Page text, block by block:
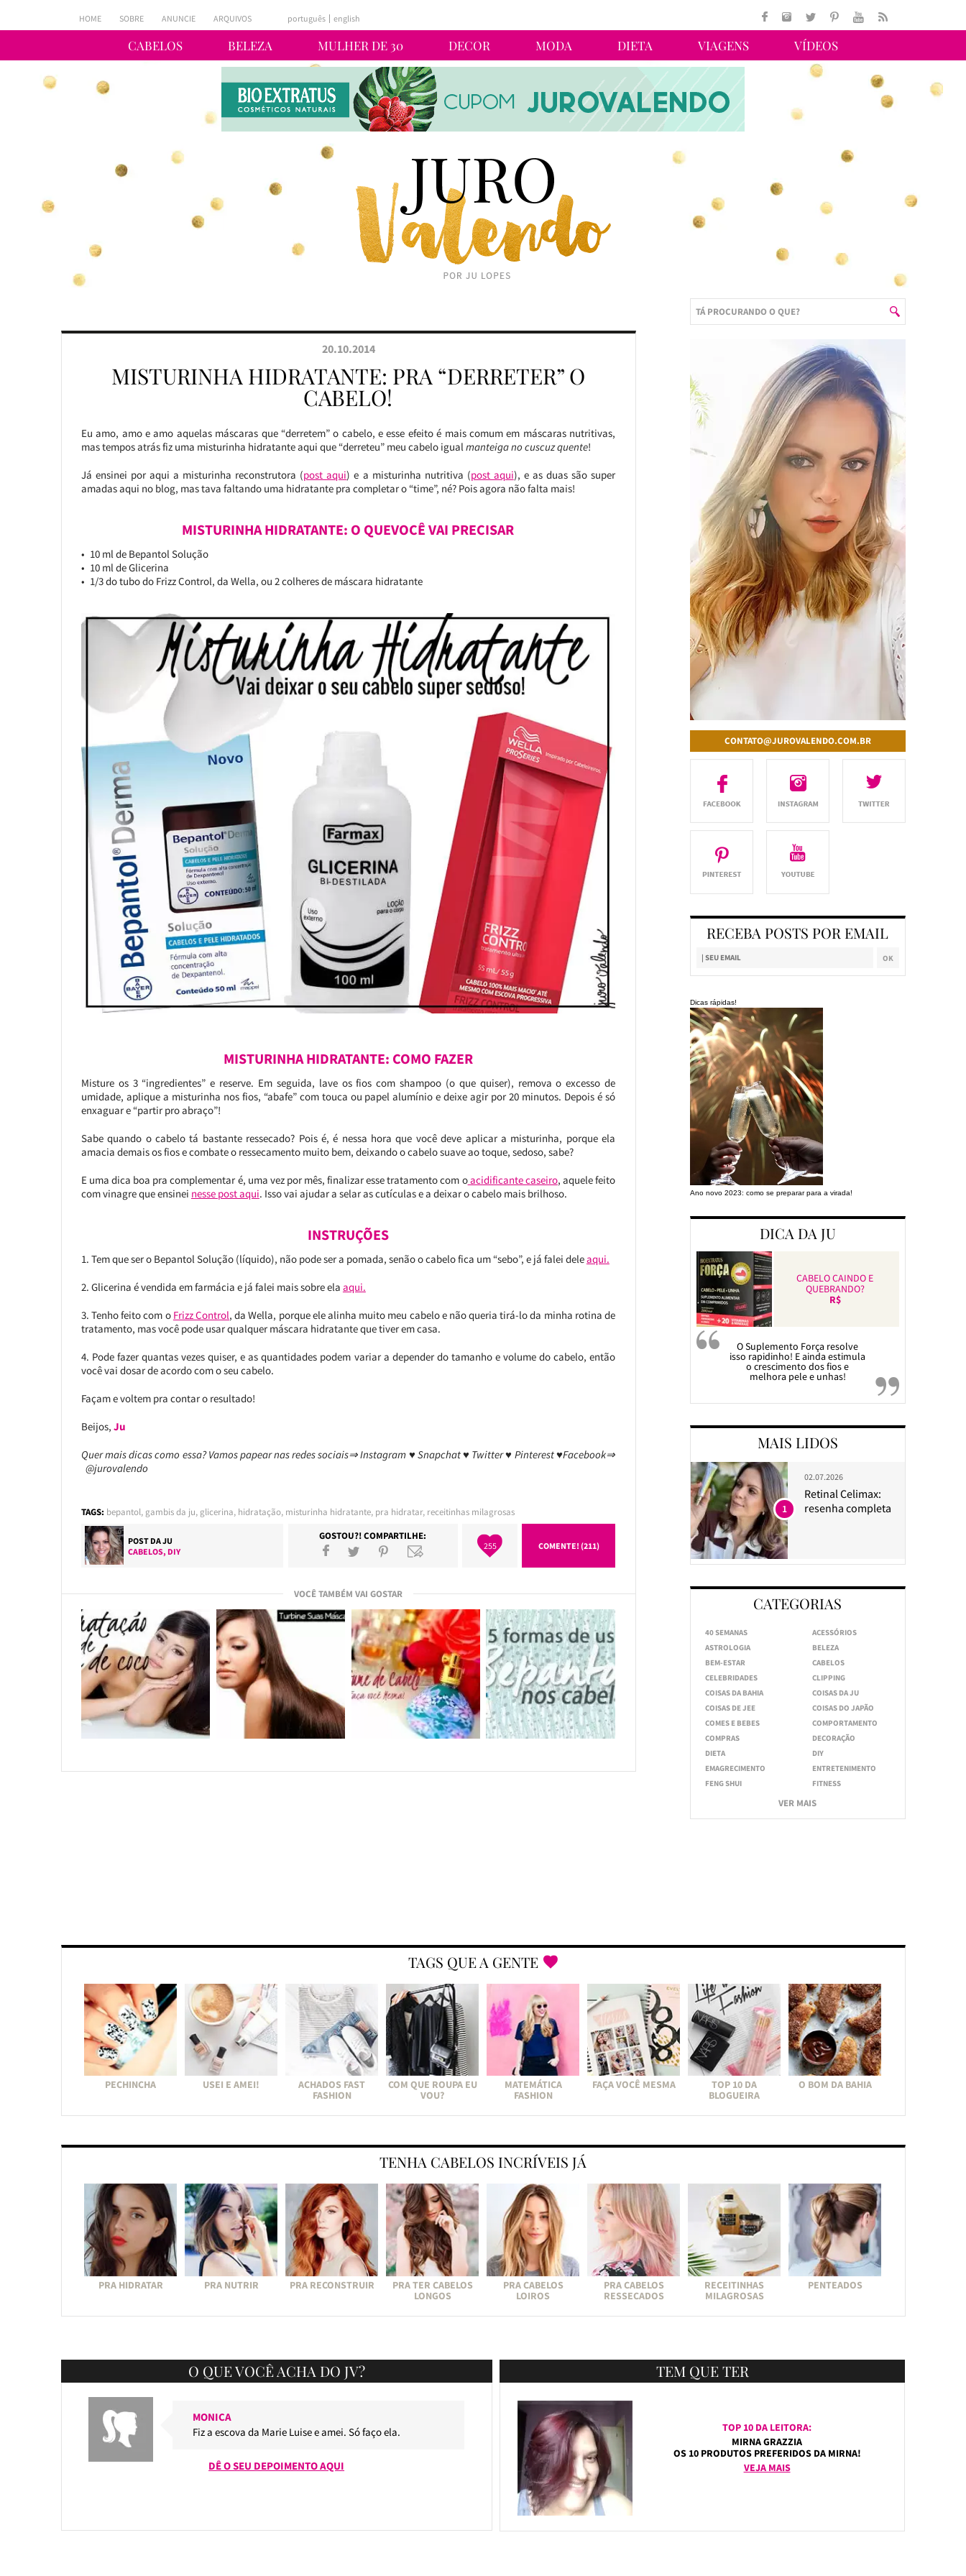
CABELOS BELEZA MULHER DE 30 DECOR MODA DIETA VIAGENS VÍDEOS
HOME SOBRE ANUNCIE ARQUIVOS português english
20.10.2014
MISTURINHA HIDRATANTE: PRA “DERRETER” O
CABELO!
Eu amo, amo e amo aquelas máscaras que “derretem” o cabelo, e esse efeito é mais comum em máscaras nutritivas,
mas tempos atrás fiz uma misturinha hidratante aqui que “derreteu” meu cabelo igualmanteiga no cuscuz quente!
Já ensinei por aqui a misturinha reconstrutora (post aqui) e a misturinha nutritiva (post aqui), e as duas são super
amadas aqui no blog, mas tava faltando uma hidratante pra completar o “time”, né? Pois agora não falta mais!
MISTURINHA HIDRATANTE: O QUEVOCÊ VAI PRECISAR
10 ml de Bepantol Solução
10 ml de Glicerina
1/3 do tubo do Frizz Control, da Wella, ou 2 colheres de máscara hidratante
MISTURINHA HIDRATANTE: COMO FAZER
Misture os 3 “ingredientes” e reserve. Em seguida, lave os fios com shampoo (o que quiser), remova o excesso de
umidade, aplique a misturinha nos fios, “abafe” com touca ou papel alumínio e deixe agir por 20 minutos. Depois é só
enxaguar e “partir pro abraço”!
Sabe quando o cabelo tá bastante ressecado? Pois é, é nessa hora que você deve aplicar a misturinha, porque ela
amacia demais os fios e combate o ressecamento muito bem, deixando o cabelo suave ao toque, sedoso, sabe?
E uma dica boa pra complementar é, uma vez por mês, finalizar esse tratamento com oacidificante caseiro, aquele feito
com vinagre que ensinei nesse post aqui. Isso vai ajudar a selar as cutículas e a deixar o cabelo mais brilhoso.
INSTRUÇÕES
1. Tem que ser o Bepantol Solução (líquido), não pode ser a pomada, senão o cabelo fica um “sebo”, e já falei deleaqui.
2. Glicerina é vendida em farmácia e já falei mais sobre ela aqui.
3. Tenho feito com o Frizz Control, da Wella, porque ele alinha muito meu cabelo e não queria tirá-lo da minha rotina de
tratamento, mas você pode usar qualquer máscara hidratante que tiver em casa.
4. Pode fazer quantas vezes quiser, e as quantidades podem variar a depender do tamanho e volume do cabelo, então
você vai dosar de acordo com o seu cabelo.
Façam e voltem pra contar o resultado!
Beijos, Ju
Quer mais dicas como essa? Vamos papear nas redes sociais⇒ Instagram ♥ Snapchat ♥ Twitter ♥ Pinterest ♥Facebook⇒
@jurovalendo
TAGS: bepantol, gambis da ju, glicerina, hidratação, misturinha hidratante, pra hidratar, receitinhas milagrosas
POST DAJU
CABELOS, DIY
GOSTOU?! COMPARTILHE:
255 COMENTE! (211)
VOCÊ TAMBÉM VAI GOSTAR
CONTATO@JUROVALENDO.COM.BR
RECEBA POSTS POR EMAIL
Dicas rápidas!
Ano novo 2023: como se preparar para a virada!
DICA DA JU
CABELO CAINDO E
QUEBRANDO?
R$
O Suplemento Força resolve
isso rapidinho! E ainda estimula
o crescimento dos fios e
melhora pele e unhas!
MAIS LIDOS
02.07.2026
Retinal Celimax:
resenha completa
1
CATEGORIAS
40 SEMANAS
ACESSÓRIOS
ASTROLOGIA
BELEZA
BEM-ESTAR
CABELOS
CELEBRIDADES
CLIPPING
COISAS DA BAHIA
COISAS DA JU
COISAS DE JEE
COISAS DO JAPÃO
COMES E BEBES
COMPORTAMENTO
COMPRAS
DECORAÇÃO
DIETA
DIY
EMAGRECIMENTO
ENTRETENIMENTO
FENG SHUI
FITNESS
VER MAIS
TAGS QUE A GENTE
PECHINCHA USEI E AMEI!
ACHADOS FAST
FASHION
COM QUE ROUPA EU
VOU?
MATEMÁTICA
FASHION
FAÇA VOCÊ MESMA
TOP 10 DA
BLOGUEIRA
O BOM DA BAHIA
TENHA CABELOS INCRÍVEIS JÁ
PRA HIDRATAR PRA NUTRIR PRA RECONSTRUIR
PRA TER CABELOS
LONGOS
PRA CABELOS
LOIROS
PRA CABELOS
RESSECADOS
RECEITINHAS
MILAGROSAS
PENTEADOS
O QUE VOCÊ ACHA DO JV?
MONICA
Fiz a escova da Marie Luise e amei. Só faço ela.
DÊ O SEU DEPOIMENTO AQUI
TEM QUE TER
TOP 10 DA LEITORA:
MIRNA GRAZZIA
OS 10 PRODUTOS PREFERIDOS DA MIRNA!
VEJA MAIS